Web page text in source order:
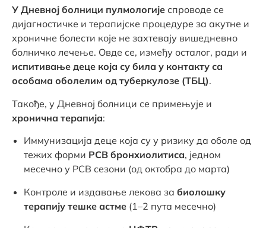
У Дневној болници пулмологије спроводе се
дијагностичке и терапијске процедуре за акутне и
хроничне болести које не захтевају вишедневно
болничко лечење. Овде се, између осталог, ради и
испитивање деце која су била у контакту са
особама оболелим од туберкулозе (ТБЦ).
Такође, у Дневној болници се примењује и
хронична терапија:
Иммунизација деце која су у ризику да оболе од
тежих форми РСВ бронхиолитиса, једном
месечно у РСВ сезони (од октобра до марта)
Контроле и издавање лекова за биолошку
терапију тешке астме (1–2 пута месечно)